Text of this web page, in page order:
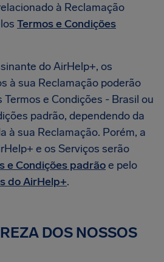
à Reclamação
Termos e Condições
do AirHelp+, os
à sua Reclamação poderão
e Condições - Brasil ou
padrão, dependendo da
à sua Reclamação. Porém, a
e os Serviços serão
e Condições padrãoe pelo
do AirHelp+.
DOS NOSSOS